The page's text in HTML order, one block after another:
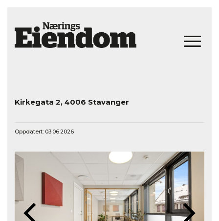
Kirkegata 2, 4006 Stavanger
Oppdatert: 03.06.2026